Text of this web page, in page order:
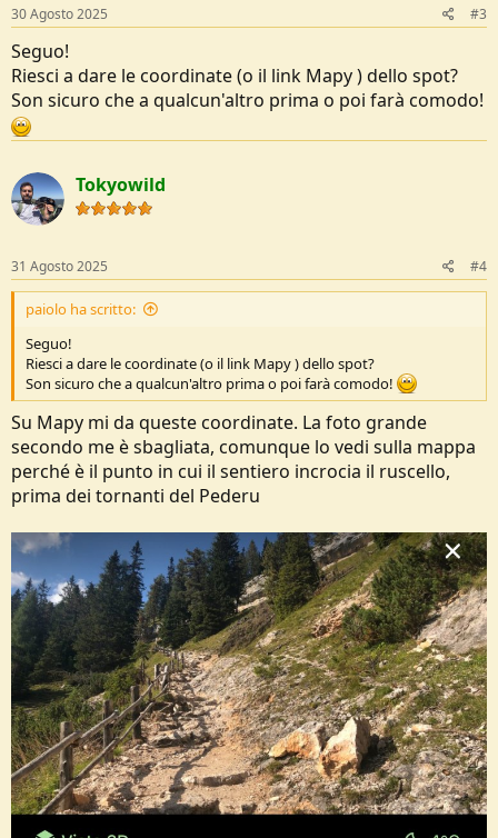
30 Agosto 2025 #3
Seguo!
Riesci a dare le coordinate (o il link Mapy ) dello spot?
Son sicuro che a qualcun'altro prima o poi farà comodo!
Tokyowild
31 Agosto 2025 #4
paiolo ha scritto:
Seguo!
Riesci a dare le coordinate (o il link Mapy ) dello spot?
Son sicuro che a qualcun'altro prima o poi farà comodo!
Su Mapy mi da queste coordinate. La foto grande
secondo me è sbagliata, comunque lo vedi sulla mappa
perché è il punto in cui il sentiero incrocia il ruscello,
prima dei tornanti del Pederu